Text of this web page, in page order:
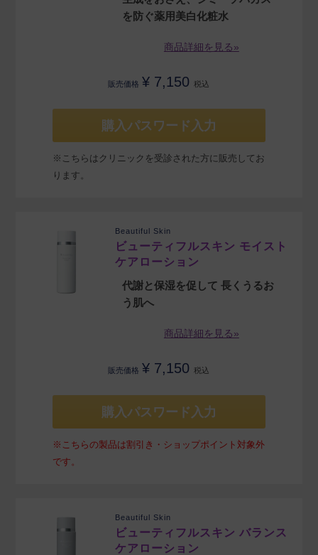
を防ぐ薬用美白化粧水
商品詳細を見る»
販売価格 ¥ 7,150 税込
購入パスワード入力
※こちらはクリニックを受診された方に販売してお
ります。
Beautiful Skin
ビューティフルスキン モイスト
ケアローション
代謝と保湿を促して 長くうるお
う肌へ
商品詳細を見る»
販売価格 ¥ 7,150 税込
購入パスワード入力
※こちらの製品は割引き・ショップポイント対象外
です。
Beautiful Skin
ビューティフルスキン バランス
ケアローション